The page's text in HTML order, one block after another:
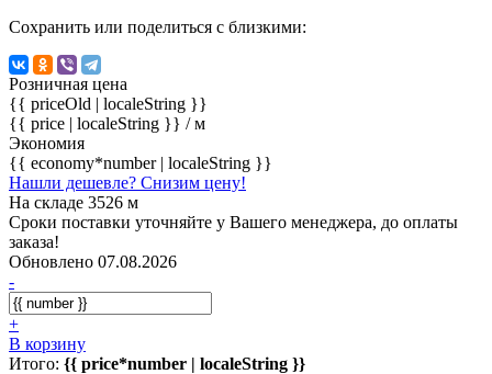
Сохранить или поделиться с близкими:
Розничная цена
{{ priceOld | localeString }}
{{ price | localeString }} / м
Экономия
{{ economy*number | localeString }}
Нашли дешевле? Снизим цену!
На складе 3526 м
Сроки поставки уточняйте у Вашего менеджера, до оплаты
заказа!
Обновлено 07.08.2026
-
+
В корзину
Итого: {{ price*number | localeString }}